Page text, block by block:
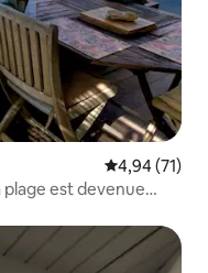
Évaluation
4,94 (71)
plage est devenue